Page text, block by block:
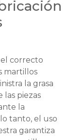
correcto
martillos
la grasa
las piezas
la
tanto, el uso
garantiza